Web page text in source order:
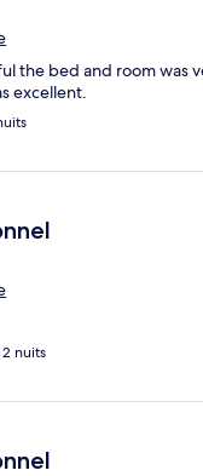
the bed and room was
excellent.
nuits